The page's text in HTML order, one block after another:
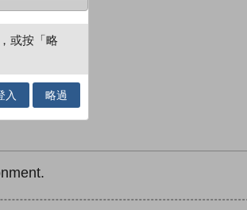
閱讀紀錄
或按「略
入 略過